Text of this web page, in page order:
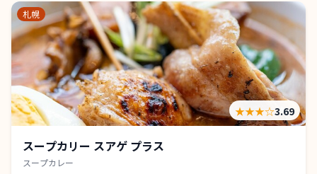
札幌
★★★☆3.69
スープカリー スアゲ プラス
スープカレー